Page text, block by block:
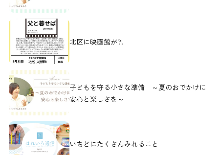
北区に映画館が?!
子どもを守る小さな準備 ～夏のおでかけに
安心と楽しさを～
いちどにたくさんみれること